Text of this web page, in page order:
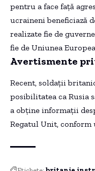
pentru a face față
ucraineni beneficiază
realizate fie de
fie de Uniunea
Avertismente
Recent, soldații
posibilitatea ca Rusia
a obține informații
Regatul Unit,